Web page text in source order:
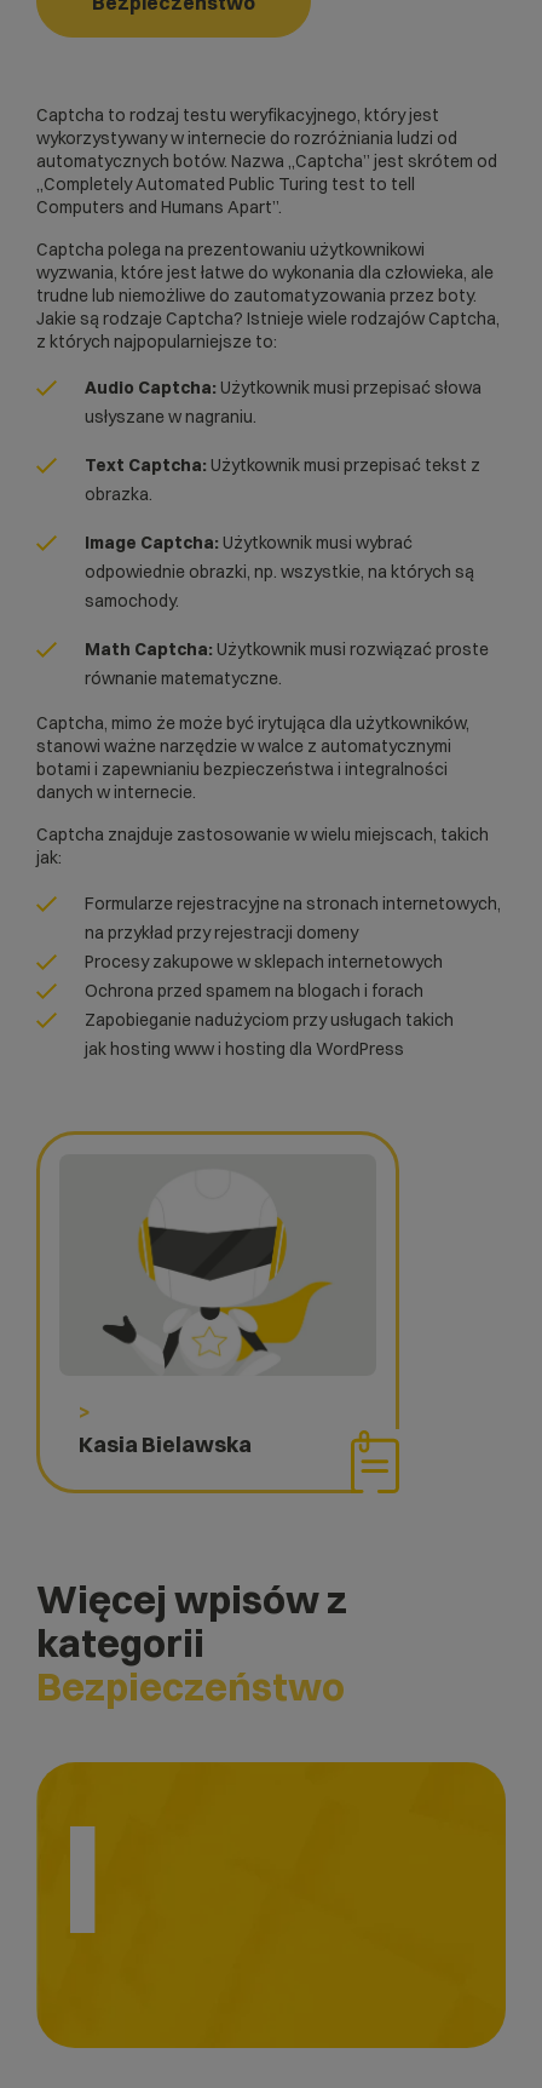
>
Kasia Bielawska
Captcha to rodzaj testu weryfikacyjnego, który jest
wykorzystywany w internecie do rozróżniania ludzi od
automatycznych botów. Nazwa „Captcha” jest skrótem od
„Completely Automated Public Turing test to tell
Computers and Humans Apart”.
Captcha polega na prezentowaniu użytkownikowi
wyzwania, które jest łatwe do wykonania dla człowieka, ale
trudne lub niemożliwe do zautomatyzowania przez boty.
Jakie są rodzaje Captcha? Istnieje wiele rodzajów Captcha,
z których najpopularniejsze to:
Audio Captcha: Użytkownik musi przepisać słowa
usłyszane w nagraniu.
Text Captcha: Użytkownik musi przepisać tekst z
obrazka.
Image Captcha: Użytkownik musi wybrać
odpowiednie obrazki, np. wszystkie, na których są
samochody.
Math Captcha: Użytkownik musi rozwiązać proste
równanie matematyczne.
Captcha, mimo że może być irytująca dla użytkowników,
stanowi ważne narzędzie w walce z automatycznymi
botami i zapewnianiu bezpieczeństwa i integralności
danych w internecie.
Captcha znajduje zastosowanie w wielu miejscach, takich
jak:
Formularze rejestracyjne na stronach internetowych,
na przykład przyrejestracji domeny
Procesy zakupowe wsklepach internetowych
Ochrona przed spamem na blogach i forach
Zapobieganie nadużyciom przy usługach takich
jak hosting www i hosting dla WordPress
Więcej wpisów z
kategorii
Bezpieczeństwo
I